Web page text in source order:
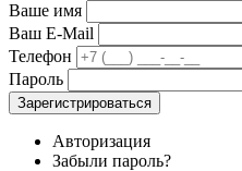
Ваше имя
Ваш E-Mail
Телефон
Пароль
Зарегистрироваться
Авторизация
Забыли пароль?